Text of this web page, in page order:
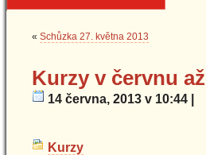
« Schůzka 27. května 2013
Kurzy v červnu
14 června, 2013 v 10:44 |
Kurzy